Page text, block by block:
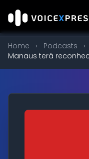
Home › Podcasts ›
Manaus terá